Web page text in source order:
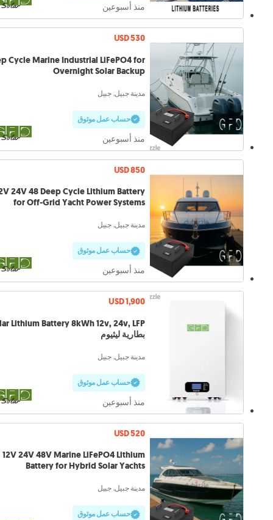
منذ أسبوعين
USD 530
Cycle Marine Industrial LiFePO4 for
Overnight Solar Backup
مدينة جبيل, جبيل
حساب عمل موثوق
منذ أسبوعين
USD 850
Battery
for Off-Grid Yacht Power Systems
مدينة جبيل, جبيل
حساب عمل موثوق
منذ أسبوعين
USD 1,900
Battery 8kWh 12v, 24v, LFP
بطارية ليثيوم
مدينة جبيل, جبيل
حساب عمل موثوق
منذ أسبوعين
USD 520
12V 24V 48V Marine LiFePO4 Lithium
Battery for Hybrid Solar Yachts
مدينة جبيل, جبيل
حساب عمل موثوق